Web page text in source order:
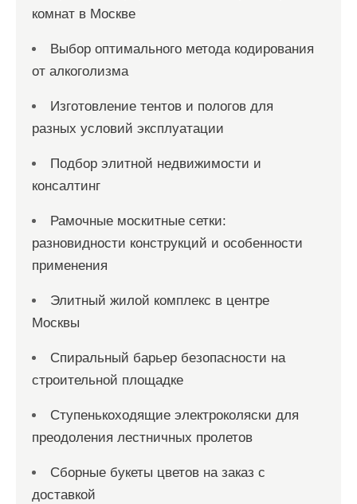
комнат в Москве
Выбор оптимального метода кодирования
от алкоголизма
Изготовление тентов и пологов для
разных условий эксплуатации
Подбор элитной недвижимости и
консалтинг
Рамочные москитные сетки:
разновидности конструкций и особенности
применения
Элитный жилой комплекс в центре
Москвы
Спиральный барьер безопасности на
строительной площадке
Ступенькоходящие электроколяски для
преодоления лестничных пролетов
Сборные букеты цветов на заказ с
доставкой